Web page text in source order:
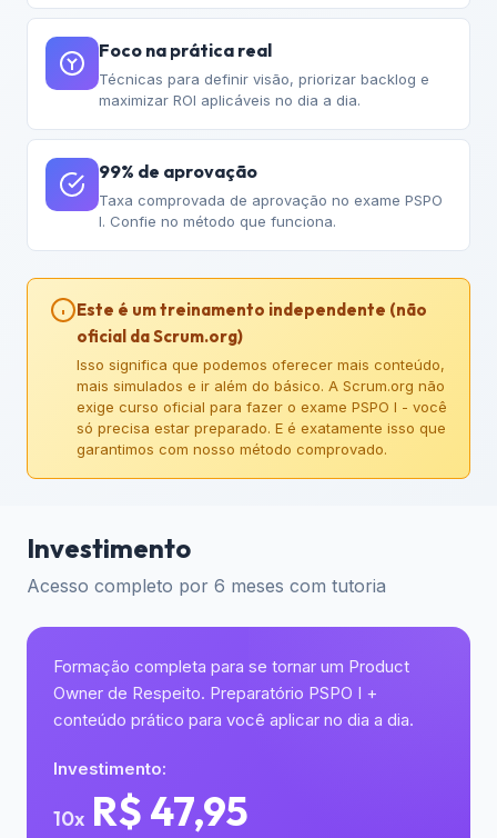
Foco na prática real
Técnicas para definir visão, priorizar backlog e
maximizar ROI aplicáveis no dia a dia.
99% de aprovação
Taxa comprovada de aprovação no exame PSPO
I. Confie no método que funciona.
Este é um treinamento independente (não
oficial da Scrum.org)
Isso significa que podemos oferecer mais conteúdo,
mais simulados e ir além do básico. A Scrum.org não
exige curso oficial para fazer o exame PSPO I - você
só precisa estar preparado. E é exatamente isso que
garantimos com nosso método comprovado.
Investimento
Acesso completo por 6 meses com tutoria
Formação completa para se tornar um Product
Owner de Respeito. Preparatório PSPO I +
conteúdo prático para você aplicar no dia a dia.
Investimento:
10x R$ 47,95